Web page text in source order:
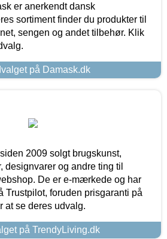
er anerkendt dansk
sortiment finder du produkter til
sengen og andet tilbehør. Klik
på Damask.dk
2009 solgt brugskunst,
designvarer og andre ting til
De er e-mærkede og har
Trustpilot, foruden prisgaranti på
at se deres udvalg.
på TrendyLiving.dk